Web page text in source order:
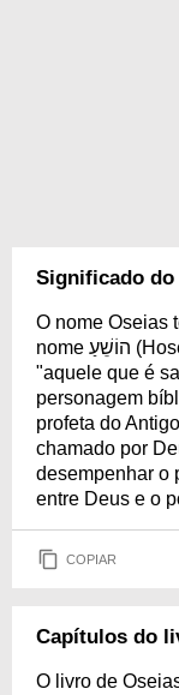
Significado do
O nome Oseias
nome הוֹשֵׁעַ (Hosea), que significa "salvação" ou
"aquele que é
personagem
profeta do
chamado por
desempenhar o
entre Deus e o
COPIAR
Capítulos do
O livro de